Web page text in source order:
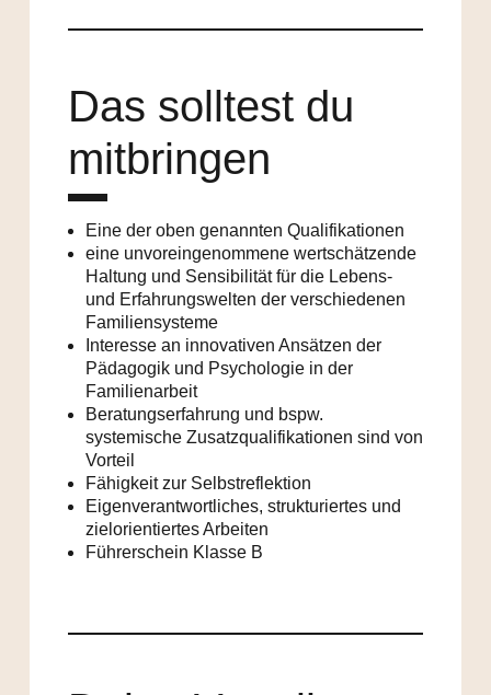
Das solltest du
mitbringen
Eine der oben genannten Qualifikationen
eine unvoreingenommene wertschätzende
Haltung und Sensibilität für die Lebens-
und Erfahrungswelten der verschiedenen
Familiensysteme
Interesse an innovativen Ansätzen der
Pädagogik und Psychologie in der
Familienarbeit
Beratungserfahrung und bspw.
systemische Zusatzqualifikationen sind von
Vorteil
Fähigkeit zur Selbstreflektion
Eigenverantwortliches, strukturiertes und
zielorientiertes Arbeiten
Führerschein Klasse B